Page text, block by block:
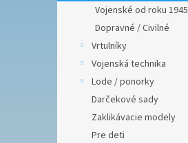
Vojenské od roku 1945
Dopravné / Civilné
Vrtulníky
Vojenská technika
Lode / ponorky
Darčekové sady
Zaklikávacie modely
Pre deti